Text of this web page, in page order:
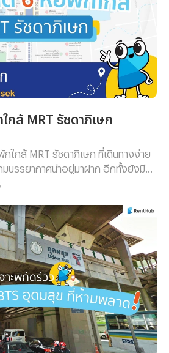
กล้ MRT รัชดาภิเษก
ใกล้ MRT รัชดาภิเษก ที่เดินทางง่าย
มบรรยากาศน่าอยู่มาฝาก อีกทั้งยังมี
ไปจนถึงหรูหน่อยแต่สบายใจ~ และเพื่อ